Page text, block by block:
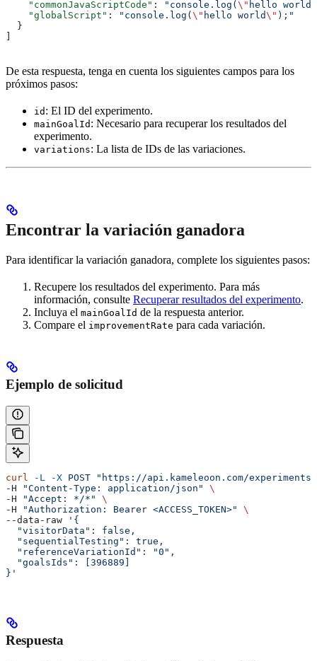
    "commonJavaScriptCode"
: "console.log( \" hello world
    "globalScript"
: "console.log( \" hello world\" );"
  }
De esta respuesta, tenga en cuenta los siguientes campos para los
próximos pasos:
id : El ID del experimento.
mainGoalId : Necesario para recuperar los resultados del
experimento.
variations: La lista de IDs de las variaciones.
Encontrar la variación ganadora
Para identificar la variación ganadora, complete los siguientes pasos:
Recupere los resultados del experimento. Para más
información, consulte Recuperar resultados del experimento.
Incluya el mainGoalId de la respuesta anterior.
Compare el improvementRate para cada variación.
Ejemplo de solicitud
curl -L -X POST "https://api.kameleoon.com/
-H
"Content-Type: application/json"
\
-H
"Accept: */*"
\
-H
"Authorization: Bearer <ACCESS_TOKEN>"
\
--data-raw
'{
  "visitorData": false,
  "sequentialTesting": true,
  "referenceVariationId": "0",
  "goalsIds": [396889]
}'
Respuesta